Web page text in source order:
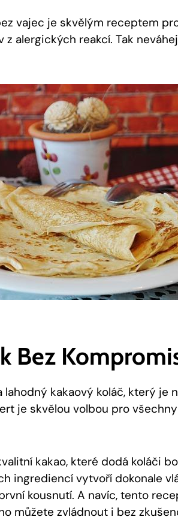
vajec je skvělým receptem
alergických reakcí.‌ Tak
Bez
kakaový ⁤koláč,‍ který je
‌je skvělou volbou pro
kakao, které dodá koláči
ingrediencí vytvoří dokonale
kousnutí. A navíc, tento
můžete zvládnout i bez